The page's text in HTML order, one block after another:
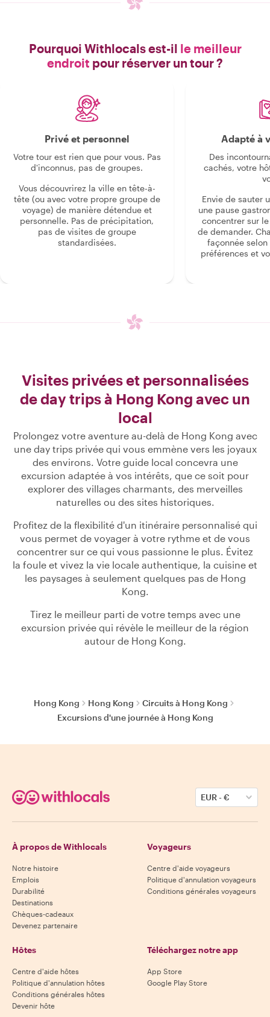
Pourquoi Withlocals est-il le meilleur
endroit pour réserver un tour ?
Privé et personnel
Votre tour est rien que pour vous. Pas
d'inconnus, pas de groupes.
Vous découvrirez la ville en tête-à-
tête (ou avec votre propre groupe de
voyage) de manière détendue et
personnelle. Pas de précipitation,
pas de visites de groupe
standardisées.
Adapté à
Des
cachés, votre
Envie de sauter
une pause
concentrer sur
de demander.
façonnée
préférences et
Visites privées et personnalisées
de day trips à Hong Kong avec un
local
Prolongez votre aventure au-delà de Hong Kong avec
une day trips privée qui vous emmène vers les joyaux
des environs. Votre guide local concevra une
excursion adaptée à vos intérêts, que ce soit pour
explorer des villages charmants, des merveilles
naturelles ou des sites historiques.
Profitez de la flexibilité d'un itinéraire personnalisé qui
vous permet de voyager à votre rythme et de vous
concentrer sur ce qui vous passionne le plus. Évitez
la foule et vivez la vie locale authentique, la cuisine et
les paysages à seulement quelques pas de Hong
Kong.
Tirez le meilleur parti de votre temps avec une
excursion privée qui révèle le meilleur de la région
autour de Hong Kong.
Hong Kong Hong Kong
Circuits à Hong Kong
Excursions d'une journée à Hong Kong
EUR-€
À propos de Withlocals
Notre histoire
Emplois
Durabilité
Destinations
Chèques-cadeaux
Devenez partenaire
Voyageurs
Centre d'aide voyageurs
Politique d'annulation voyageurs
Conditions générales voyageurs
Hôtes
Centre d'aide hôtes
Politique d'annulation hôtes
Conditions générales hôtes
Devenir hôte
Téléchargez notre app
App Store
Google Play Store